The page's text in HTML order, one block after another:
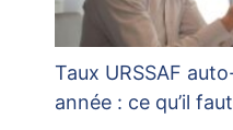
Taux URSSAF
année : ce qu’il